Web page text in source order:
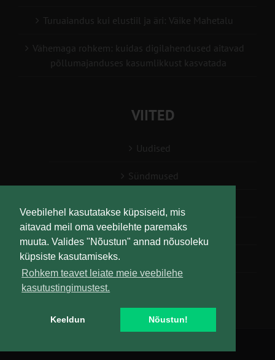
Veebilehel kasutatakse küpsiseid, mis
aitavad meil oma veebilehte paremaks
muuta. Valides "Nõustun" annad nõusoleku
küpsiste kasutamiseks.
Rohkem teavet leiate meie veebilehe
kasutustingimustest.
Keeldun Nõustun!
Turuaiandus kui elustiil ja äri: Väike Mahetalu
Vähemaga rohkem: kuidas digilahendused aitavad
põllumajanduses kasumlikkust kasvatada
VIITED
Uudised
Sündmused
Teabesalv
Liitu uudiskirjaga